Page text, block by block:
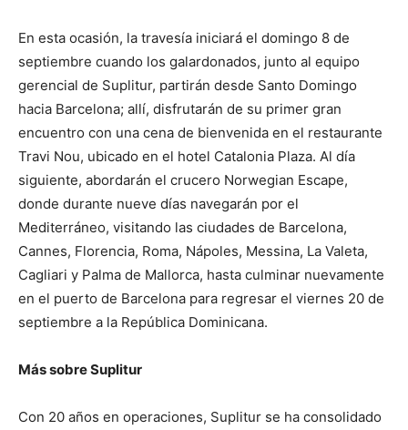
En esta ocasión, la travesía iniciará el domingo 8 de
septiembre cuando los galardonados, junto al equipo
gerencial de Suplitur, partirán desde Santo Domingo
hacia Barcelona; allí, disfrutarán de su primer gran
encuentro con una cena de bienvenida en el restaurante
Travi Nou, ubicado en el hotel Catalonia Plaza. Al día
siguiente, abordarán el crucero Norwegian Escape,
donde durante nueve días navegarán por el
Mediterráneo, visitando las ciudades de Barcelona,
Cannes, Florencia, Roma, Nápoles, Messina, La Valeta,
Cagliari y Palma de Mallorca, hasta culminar nuevamente
en el puerto de Barcelona para regresar el viernes 20 de
septiembre a la República Dominicana.
Más sobre Suplitur
Con 20 años en operaciones, Suplitur se ha consolidado